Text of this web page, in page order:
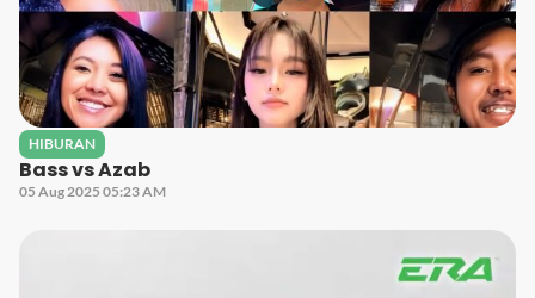
HIBURAN
Bass vs Azab
05 Aug 2025 05:23 AM